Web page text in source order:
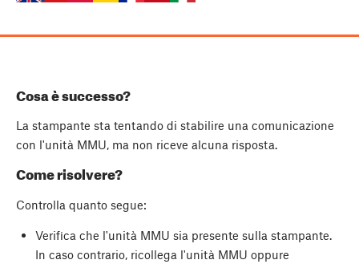
Cosa è successo?
La stampante sta tentando di stabilire una comunicazione
con l'unità MMU, ma non riceve alcuna risposta.
Come risolvere?
Controlla quanto segue:
Verifica che l'unità MMU sia presente sulla stampante.
In caso contrario, ricollega l'unità MMU oppure